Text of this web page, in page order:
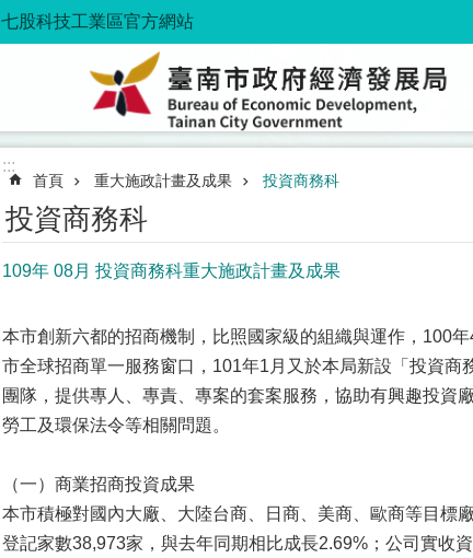
七股科技工業區官方網站
:::
首頁 重大施政計畫及成果 投資商務科
投資商務科
109年 08月 投資商務科重大施政計畫及成果
本市創新六都的招商機制，比照國家級的組織與運作，100
市全球招商單一服務窗口，101年1月又於本局新設「投資商
團隊，提供專人、專責、專案的套案服務，協助有興趣投資
勞工及環保法令等相關問題。
（一）商業招商投資成果
本市積極對國內大廠、大陸台商、日商、美商、歐商等目標
登記家數38,973家，與去年同期相比成長2.69%；公司實收